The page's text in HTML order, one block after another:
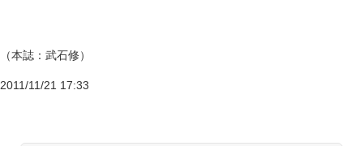
（本誌：武石修）
2011/11/21 17:33